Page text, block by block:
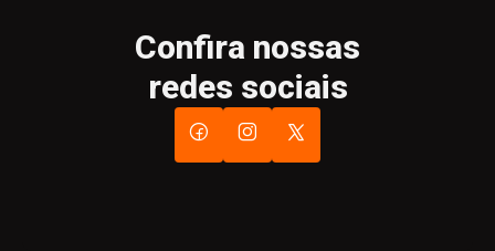
Confira nossas
redes sociais